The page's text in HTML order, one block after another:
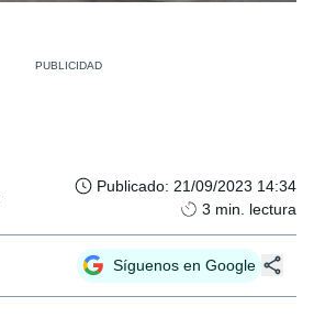
Publicado: 21/09/2023 14:34
3 min. lectura
Síguenos en Google